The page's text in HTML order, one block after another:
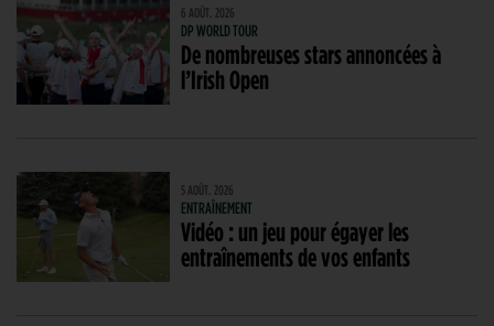
6 AOÛT. 2026
DP WORLD TOUR
De nombreuses stars annoncées à
l’Irish Open
5 AOÛT. 2026
ENTRAÎNEMENT
Vidéo : un jeu pour égayer les
entraînements de vos enfants